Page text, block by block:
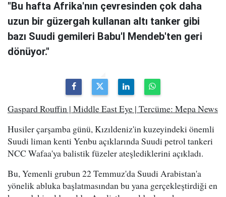
"Bu hafta Afrika'nın çevresinden çok daha
uzun bir güzergah kullanan altı tanker gibi
bazı Suudi gemileri Babu'l Mendeb'ten geri
dönüyor."
Gaspard Rouffin | Middle East Eye | Tercüme: Mepa News
Husiler çarşamba günü, Kızıldeniz'in kuzeyindeki önemli
Suudi liman kenti Yenbu açıklarında Suudi petrol tankeri
NCC Wafaa'ya balistik füzeler ateşlediklerini açıkladı.
Bu, Yemenli grubun 22 Temmuz'da Suudi Arabistan'a
yönelik abluka başlatmasından bu yana gerçekleştirdiği en